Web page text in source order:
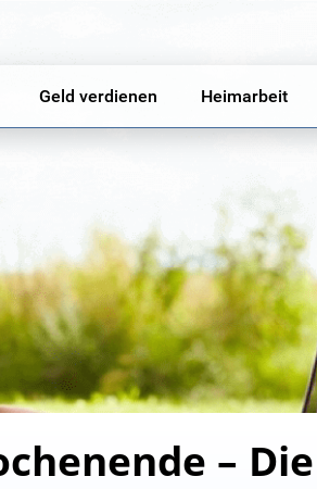
Geld verdienen Heimarbeit
–